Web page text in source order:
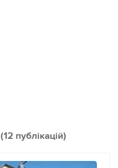
(12 публікацій)